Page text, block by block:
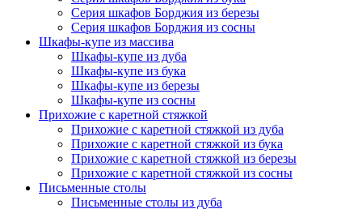
Серия шкафов Борджия из березы
Серия шкафов Борджия из сосны
Шкафы-купе из массива
Шкафы-купе из дуба
Шкафы-купе из бука
Шкафы-купе из березы
Шкафы-купе из сосны
Прихожие с каретной стяжкой
Прихожие с каретной стяжкой из дуба
Прихожие с каретной стяжкой из бука
Прихожие с каретной стяжкой из березы
Прихожие с каретной стяжкой из сосны
Письменные столы
Письменные столы из дуба